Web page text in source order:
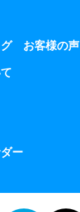
グ お客様の声
ー